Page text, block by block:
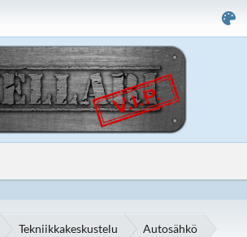
Tekniikkakeskustelu Autosähkö